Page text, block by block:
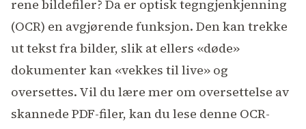
rene bildefiler? Da er optisk tegngjenkjenning
(OCR) en avgjørende funksjon. Den kan trekke
ut tekst fra bilder, slik at ellers «døde»
dokumenter kan «vekkes til live» og
oversettes. Vil du lære mer om oversettelse av
skannede PDF-filer, kan du lese denne OCR-